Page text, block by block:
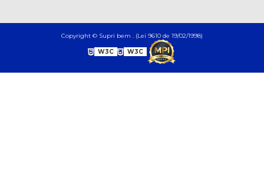
Copyright © Supri bem . (Lei 9610 de 19/02/1998)
W3C W3C